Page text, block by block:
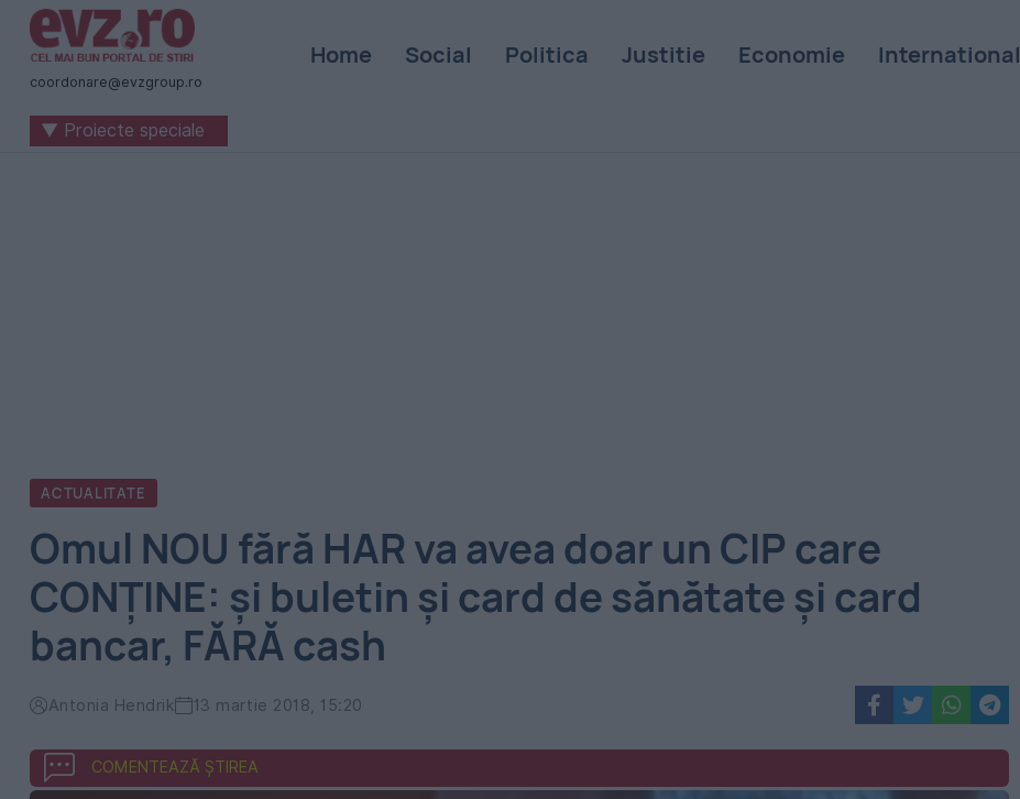
Știri
naționale
internaționale
coordonare@evzgroup.ro
Home Social Politica Justitie Economie International
▼ Proiecte speciale
ACTUALITATE
Omul NOU fără HAR va avea doar un CIP care
CONŢINE: şi buletin şi card de sănătate şi card
bancar, FĂRĂ cash
Antonia Hendrik 13 martie 2018, 15:20
COMENTEAZĂ ȘTIREA